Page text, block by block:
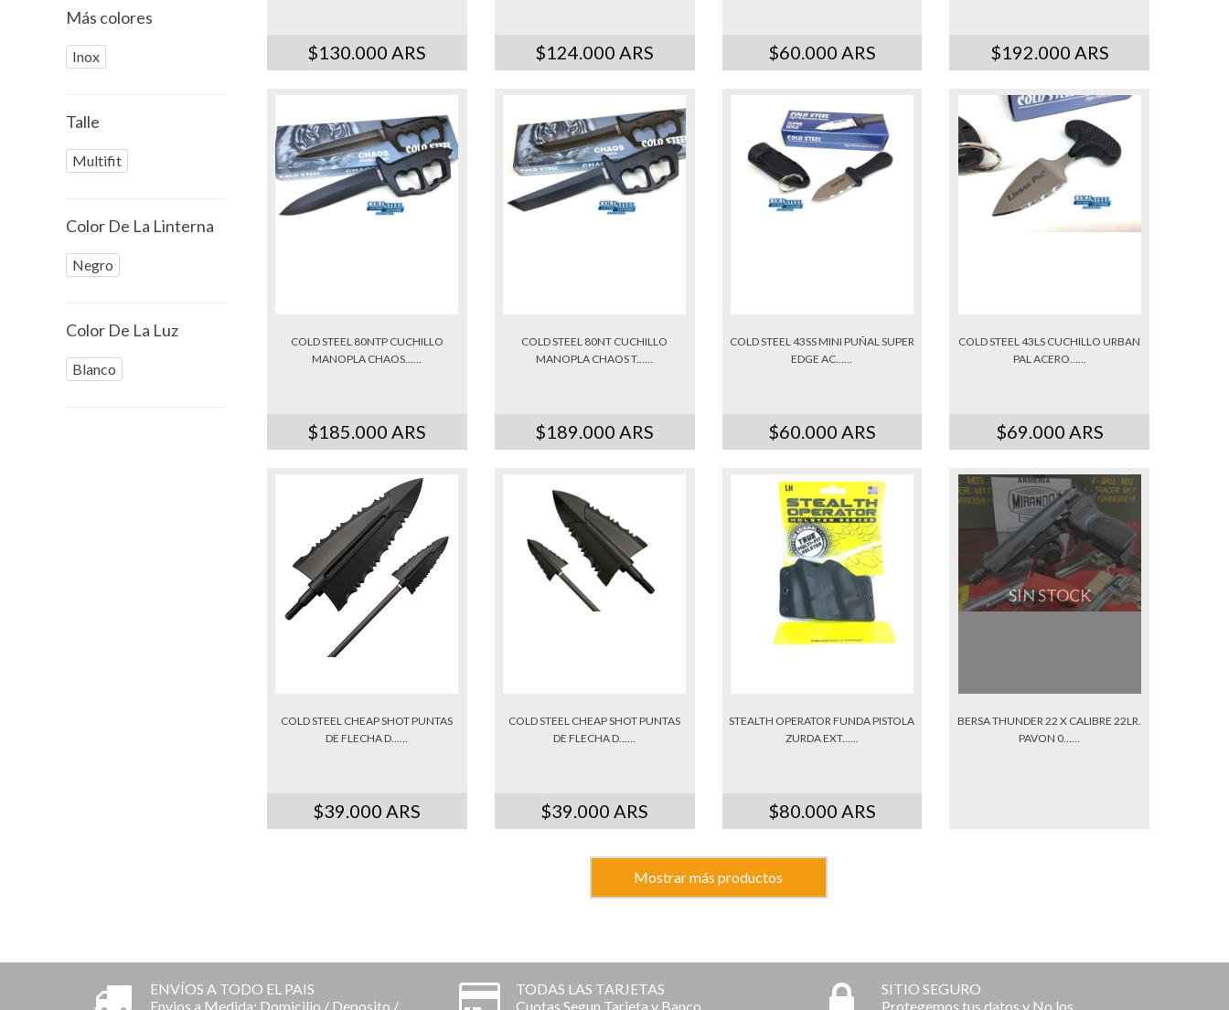
Más colores
Inox
Talle
Multifit
Color De La Linterna
Negro
Color De La Luz
Blanco
$130.000 ARS $124.000 ARS $60.000 ARS $192.000 ARS
COLD STEEL 80NTP CUCHILLO
MANOPLA CHAOS......
$185.000 ARS
COLD STEEL 80NT CUCHILLO
MANOPLA CHAOS T......
$189.000 ARS
COLD STEEL 43SS MINI PUÑAL SUPER
EDGE AC......
$60.000 ARS
COLD STEEL 43LS CUCHILLO URBAN
PAL ACERO......
$69.000 ARS
COLD STEEL CHEAP SHOT PUNTAS
DE FLECHA D......
$39.000 ARS
COLD STEEL CHEAP SHOT PUNTAS
DE FLECHA D......
$39.000 ARS
STEALTH OPERATOR FUNDA PISTOLA
ZURDA EXT......
$80.000 ARS
SIN STOCK
BERSA THUNDER 22 X CALIBRE 22LR.
PAVON 0......
Mostrar más productos
ENVÍOS A TODO EL PAIS
Envios a Medida: Domicilio / Deposito /
TODAS LAS TARJETAS
Cuotas Segun Tarjeta y Banco
SITIO SEGURO
Protegemos tus datos y No los